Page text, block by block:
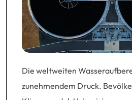
Die weltweiten
zunehmendem Druck.